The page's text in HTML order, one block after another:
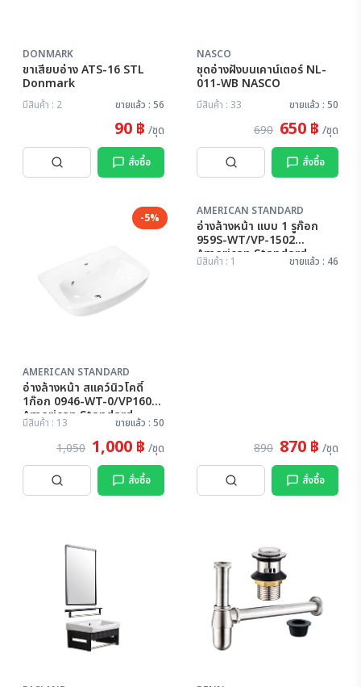
DONMARK
ขาเสียบอ่าง ATS-16 STL
Donmark
มีสินค้า : 2 ขายแล้ว : 56
90 ฿ /ชุด
สั่งซื้อ
NASCO
ชุดอ่างฝังบนเคาน์เตอร์ NL-
011-WB NASCO
มีสินค้า : 33 ขายแล้ว : 50
690 650 ฿ /ชุด
สั่งซื้อ
-5%
AMERICAN STANDARD
อ่างล้างหน้า สแคว์นิวโคดี้
1ก๊อก 0946-WT-0/VP1601
American Standard
มีสินค้า : 13 ขายแล้ว : 50
1,050 1,000 ฿ /ชุด
สั่งซื้อ
AMERICAN STANDARD
อ่างล้างหน้า แบบ 1 รูก๊อก
959S-WT/VP-1502
American Standard
มีสินค้า : 1 ขายแล้ว : 46
890 870 ฿ /ชุด
สั่งซื้อ